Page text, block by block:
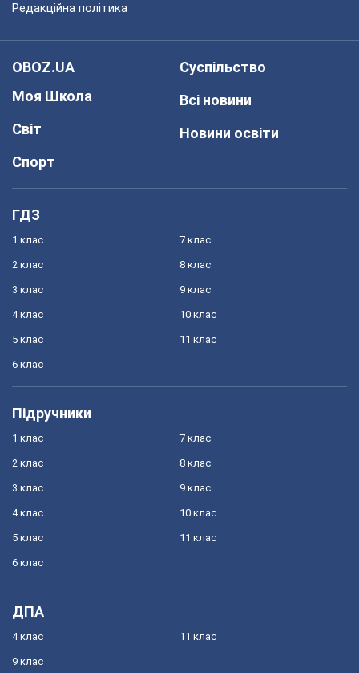
Редакційна політика
OBOZ.UA
Моя Школа
Світ
Спорт
Суспільство
Всі новини
Новини освіти
ГДЗ
1 клас
2 клас
3 клас
4 клас
5 клас
6 клас
7 клас
8 клас
9 клас
10 клас
11 клас
Підручники
1 клас
2 клас
3 клас
4 клас
5 клас
6 клас
7 клас
8 клас
9 клас
10 клас
11 клас
ДПА
4 клас
9 клас
11 клас